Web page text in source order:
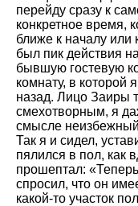
перейду сразу к
конкретное время,
ближе к началу или
был пик действия
бывшую гостевую
комнату, в которой
назад. Лицо Заиры
смехотворным, я
смысле
Так я и сидел,
пялился в пол, как
прошептал:
спросил, что он
какой-то участок